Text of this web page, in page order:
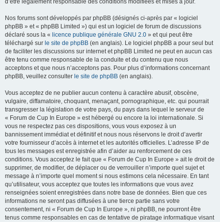
d’être légalement responsable des conditions modifiées et mises à jour.
Nos forums sont développés par phpBB (désignés ci-après par « logiciel
phpBB » et « phpBB Limited ») qui est un logiciel de forum de discussions
déclaré sous la « licence publique générale GNU 2.0 » et qui peut être
téléchargé sur le site de phpBB (en anglais). Le logiciel phpBB a pour seul but
de faciliter les discussions sur internet et phpBB Limited ne peut en aucun cas
être tenu comme responsable de la conduite et du contenu que nous
acceptons et que nous n’acceptons pas. Pour plus d’informations concernant
phpBB, veuillez consulter le site de phpBB (en anglais).
Vous acceptez de ne publier aucun contenu à caractère abusif, obscène,
vulgaire, diffamatoire, choquant, menaçant, pornographique, etc. qui pourrait
transgresser la législation de votre pays, du pays dans lequel le serveur de
« Forum de Cup In Europe » est hébergé ou encore la loi internationale. Si
vous ne respectez pas ces dispositions, vous vous exposez à un
bannissement immédiat et définitif et nous nous réservons le droit d’avertir
votre fournisseur d’accès à internet et les autorités officielles. L’adresse IP de
tous les messages est enregistrée afin d’aider au renforcement de ces
conditions. Vous acceptez le fait que « Forum de Cup In Europe » ait le droit de
supprimer, de modifier, de déplacer ou de verrouiller n’importe quel sujet et
message à n’importe quel moment si nous estimons cela nécessaire. En tant
qu’utilisateur, vous acceptez que toutes les informations que vous avez
renseignées soient enregistrées dans notre base de données. Bien que ces
informations ne seront pas diffusées à une tierce partie sans votre
consentement, ni « Forum de Cup In Europe », ni phpBB, ne pourront être
tenus comme responsables en cas de tentative de piratage informatique visant